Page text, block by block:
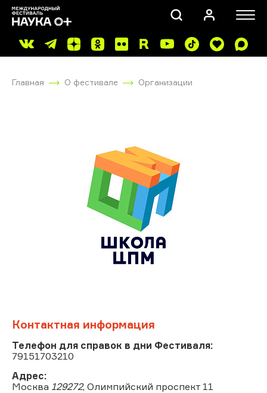
ПОИСК
Главная О фестивале Организации
Контактная информация
Телефон для справок в дни Фестиваля:
79151703210
Адрес:
Москва 129272, Олимпийский проспект 11